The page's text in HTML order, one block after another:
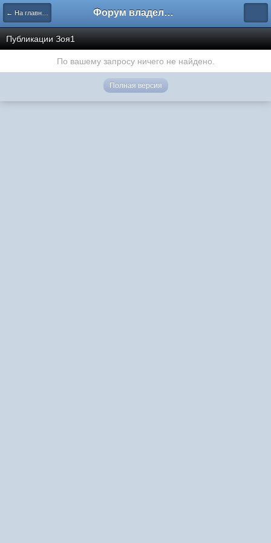
← На главную Форум владельцев интернет-магазинов
Публикации Зоя1
По вашему запросу ничего не найдено.
Полная версия